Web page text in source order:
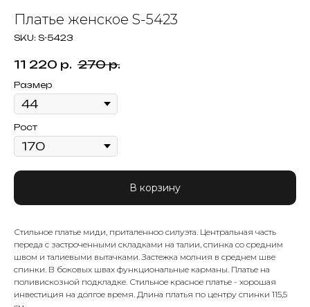
Платье женское S-5423
SKU: S-5423
11 220 р. 270 р.
Размер
Рост
В корзину
Стильное платье миди, приталенноо силуэта. Центральная часть
переда с застроченными складками на талии, спинка со средним
швом и талиевыми вытачками. Застежка молния в среднем шве
спинки. В боковых швах функциональные карманы. Платье на
поливискозной подкладке. Стильное красное платье - хорошая
инвестиция на долгое время. Длина платья по центру спинки 115,5